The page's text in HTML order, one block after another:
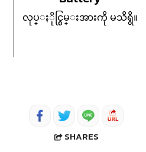
လုပ္ႏိုင္စြမ္းအားကို မသိရွိ။
SHARES